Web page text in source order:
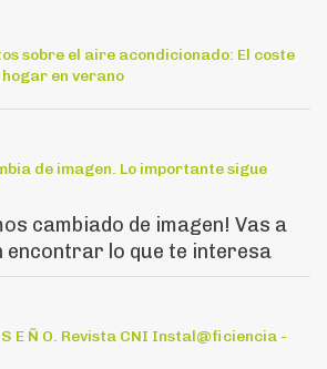
sobre el aire acondicionado: El coste
en verano
de imagen. Lo importante sigue
cambiado de imagen! Vas a
encontrar lo que te interesa
S E Ñ O. Revista CNI Instal@ficiencia -